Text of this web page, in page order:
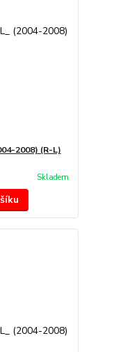
2008) (R-L)
Skladem